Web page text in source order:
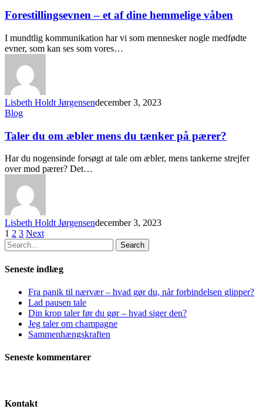
Forestillingsevnen – et af dine hemmelige våben
I mundtlig kommunikation har vi som mennesker nogle medfødte
evner, som kan ses som vores…
Lisbeth Holdt Jørgensendecember 3, 2023
Blog
Taler du om æbler mens du tænker på pærer?
Har du nogensinde forsøgt at tale om æbler, mens tankerne strejfer
over mod pærer? Det…
Lisbeth Holdt Jørgensendecember 3, 2023
1 2 3 Next
Search
Seneste indlæg
Fra panik til nærvær – hvad gør du, når forbindelsen glipper?
Lad pausen tale
Din krop taler før du gør – hvad siger den?
Jeg taler om champagne
Sammenhængskraften
Seneste kommentarer
Kontakt